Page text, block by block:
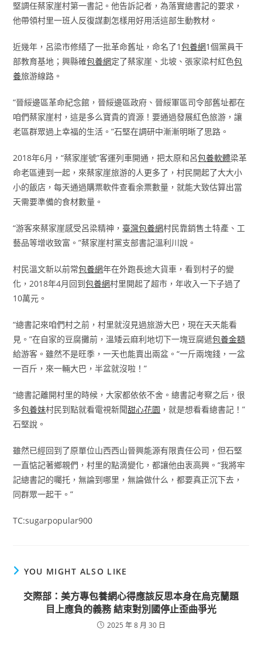
堅調任蔡家崖村第一書記。他告訴記者，為落實總書記的要求，
他帶領村里一班人反復謀劃怎樣用好用活這部生動教材。
近幾年，呂梁市修繕了一批革命舊址，命名了1包養網1個黨員干
部教育基地；興縣確包養網定了蔡家崖、北坡、張家梁村紅色包
養旅游線路。
“晉綏邊區革命紀念館，晉綏邊區政府、晉綏軍區司令部舊址都在
咱們蔡家崖村，這是多么寶貴的資源！要通過發展紅色旅游，讓
老區群眾過上幸福的生活。”石堅在調研中漸漸明晰了思路。
2018年6月，“蔡家崖號”客運列車開通，把太原和呂包養軟體梁革
命老區連到一起，來蔡家崖旅游的人更多了，村民開起了大大小
小的飯店，每天通過購票軟件查看余票數量，就能大致估算出當
天需要準備的食材數量。
“游客來蔡家崖感受呂梁精神， 臺灣包養網村民靠銷售土特產、工
藝品等增收致富。”蔡家崖村黨支部書記溫利川說。
村民溫文新以前常包養網年在外跑長途大貨車，看到村子的變
化，2018年4月回到包養網村里開起了超市，年收入一下子過了
10萬元。
“總書記來咱們村之前，村里就沒見過旅游大巴，現在天天能看
見。”在自家的豆腐攤前，溫矮云麻利地切下一塊豆腐遞包養金額
給游客。雖然不是旺季，一天也能賣出兩盆。“一斤兩塊錢，一盆
一百斤，來一輛大巴，半盆就沒啦！”
“總書記離開村里的時候，大家都依依不舍。總書記考察之后，很
多包養妹村民到點就看電視新聞甜心花園 ，就是想看看總書記！”
石堅說。
雖然已經回到了原單位山西西山晉興能源有限責任公司，但石堅
一直惦記著鄉親們，村里的點滴變化，都讓他由衷高興。“我將牢
記總書記的囑托，無論到哪里，無論做什么，都要真正沉下去，
同群眾一起干。”
TC:sugarpopular900
YOU MIGHT ALSO LIKE
交際部：美方專包養網心得應該反思本身在烏克蘭題
目上應負的義務 結束對別國停止歪曲爭光
2025 年 8 月 30 日